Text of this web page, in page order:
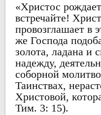
«Христос
встречайте!
провозглашает в
же Господа
золота, ладана и
надежду,
соборной
Таинствах,
Христовой,
Тим. 3: 15).